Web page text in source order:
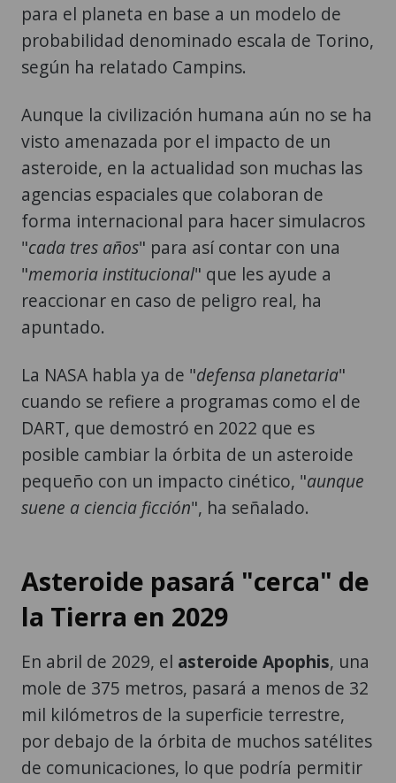
para el planeta en base a un modelo de
probabilidad denominado escala de Torino,
según ha relatado Campins.
Aunque la civilización humana aún no se ha
visto amenazada por el impacto de un
asteroide, en la actualidad son muchas las
agencias espaciales que colaboran de
forma internacional para hacer simulacros
"cada tres años" para así contar con una
"memoria institucional" que les ayude a
reaccionar en caso de peligro real, ha
apuntado.
La NASA habla ya de "defensa planetaria"
cuando se refiere a programas como el de
DART, que demostró en 2022 que es
posible cambiar la órbita de un asteroide
pequeño con un impacto cinético, "aunque
suene a ciencia ficción", ha señalado.
Asteroide pasará "cerca" de
la Tierra en 2029
En abril de 2029, el asteroide Apophis, una
mole de 375 metros, pasará a menos de 32
mil kilómetros de la superficie terrestre,
por debajo de la órbita de muchos satélites
de comunicaciones, lo que podría permitir